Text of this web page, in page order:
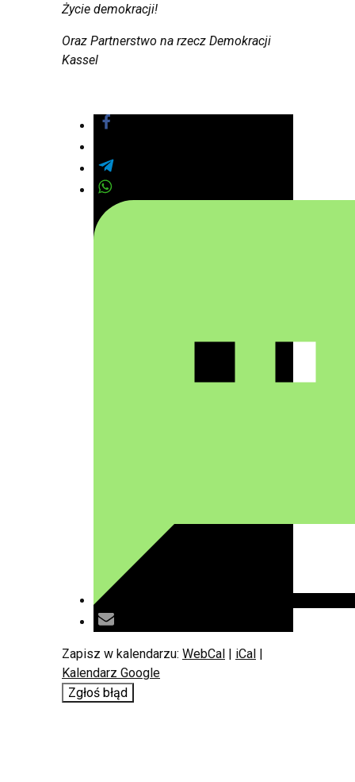
Życie demokracji!
Oraz Partnerstwo na rzecz Demokracji
Kassel
Zapisz w kalendarzu: WebCal | iCal |
Kalendarz Google
Zgłoś błąd